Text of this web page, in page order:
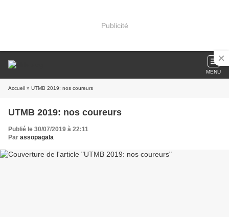
Publicité
MENU
Accueil » UTMB 2019: nos coureurs
UTMB 2019: nos coureurs
Publié le 30/07/2019 à 22:11
Par assopagala